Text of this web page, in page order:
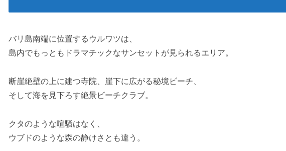
バリ島南端に位置するウルワツは、
島内でもっともドラマチックなサンセットが見られるエリア。
断崖絶壁の上に建つ寺院、崖下に広がる秘境ビーチ、
そして海を見下ろす絶景ビーチクラブ。
クタのような喧騒はなく、
ウブドのような森の静けさとも違う。